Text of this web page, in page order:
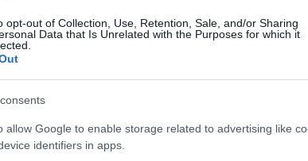
opt-out of Collection, Use, Retention, Sale, and/or Sharing
Data that Is Unrelated with the Purposes for which it
allow Google to enable storage related to advertising like
identifiers in apps.